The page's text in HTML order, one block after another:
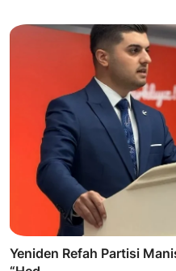
Yeniden Refah Partisi